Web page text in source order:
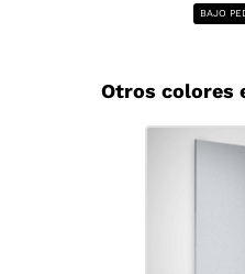
BAJO
Otros colores